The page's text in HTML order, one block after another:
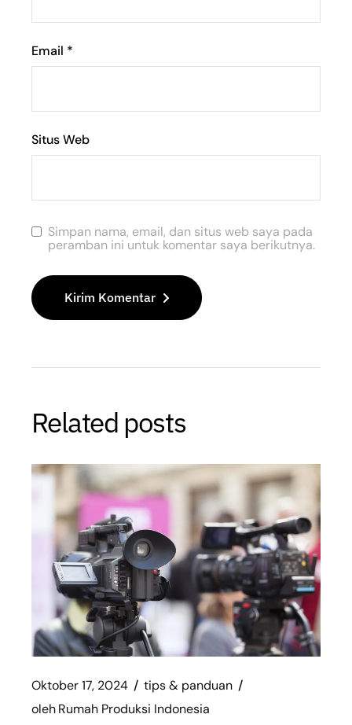
Email *
Situs Web
Simpan nama, email, dan situs web saya pada
peramban ini untuk komentar saya berikutnya.
Kirim Komentar
Related posts
Oktober 17, 2024
tips & panduan
olehRumah Produksi Indonesia